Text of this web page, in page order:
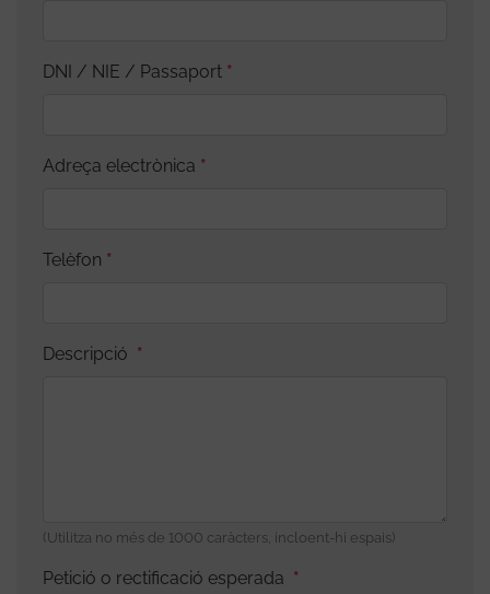
DNI / NIE / Passaport
Adreça electrònica
Telèfon
Descripció
(Utilitza no més de 1000 caràcters, incloent-hi espais)
Petició o rectificació esperada